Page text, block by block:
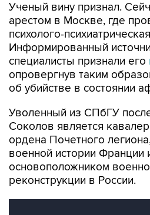
Ученый вину признал.
арестом в Москве, где
психолого-
Информированный
специалисты признали его
опровергнув таким
об убийстве в состоянии
Уволенный из СПбГУ
Соколов является
ордена Почетного
военной истории Франции
основоположником
реконструкции в России.